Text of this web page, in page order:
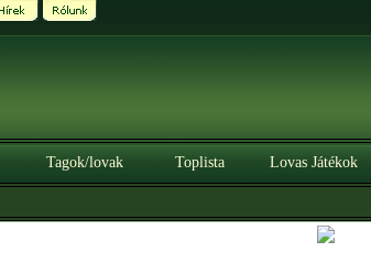
Tagok/lovak Toplista Lovas Játékok